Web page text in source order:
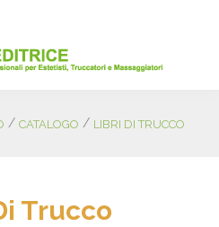
/ CATALOGO / LIBRI DI TRUCCO
Trucco